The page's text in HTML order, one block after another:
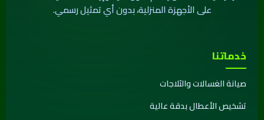
على الأجهزة المنزلية، بدون أي تمثيل رسمي.
خدماتنا
صيانة الغسالات والثلاجات
تشخيص الأعطال بدقة عالية